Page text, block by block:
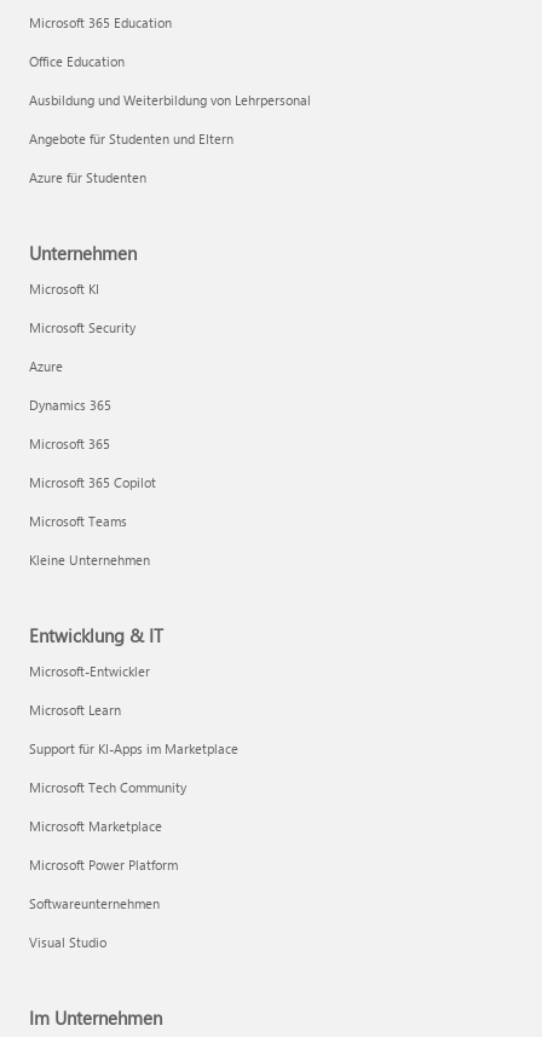
Microsoft 365 Education
Office Education
Ausbildung und Weiterbildung von Lehrpersonal
Angebote für Studenten und Eltern
Azure für Studenten
Unternehmen
Microsoft KI
Microsoft Security
Azure
Dynamics 365
Microsoft 365
Microsoft 365 Copilot
Microsoft Teams
Kleine Unternehmen
Entwicklung & IT
Microsoft-Entwickler
Microsoft Learn
Support für KI-Apps im Marketplace
Microsoft Tech Community
Microsoft Marketplace
Microsoft Power Platform
Softwareunternehmen
Visual Studio
Im Unternehmen